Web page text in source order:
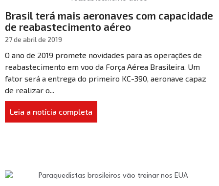
Brasil terá mais aeronaves com capacidade
de reabastecimento aéreo
27 de abril de 2019
O ano de 2019 promete novidades para as operações de
reabastecimento em voo da Força Aérea Brasileira. Um
fator será a entrega do primeiro KC-390, aeronave capaz
de realizar o...
Leia a notícia completa